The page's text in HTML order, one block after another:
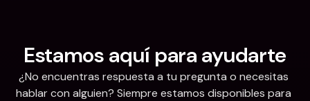
Estamos aquí para ayudarte
¿No encuentras respuesta a tu pregunta o necesitas
hablar con alguien? Siempre estamos disponibles para